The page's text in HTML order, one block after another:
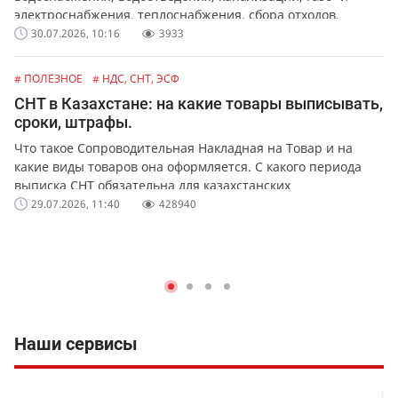
электроснабжения, теплоснабжения, сбора отходов,
обслуживания лифтов и перевозок.
30.07.2026, 10:16 3933
# ПОЛЕЗНОЕ # НДС, СНТ, ЭСФ
СНТ в Казахстане: на какие товары выписывать,
сроки, штрафы.
Что такое Сопроводительная Накладная на Товар и на
какие виды товаров она оформляется. С какого периода
выписка СНТ обязательна для казахстанских
предпринимателей и организаций. Какая ответственность
29.07.2026, 11:40 428940
Наши сервисы